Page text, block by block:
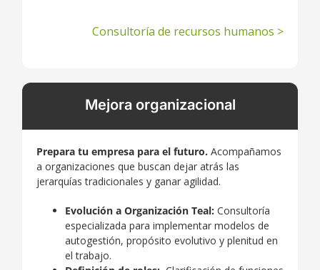
Consultoría de recursos humanos >
Mejora organizacional
Prepara tu empresa para el futuro. Acompañamos
a organizaciones que buscan dejar atrás las
jerarquías tradicionales y ganar agilidad.
Evolución a Organización Teal: Consultoría
especializada para implementar modelos de
autogestión, propósito evolutivo y plenitud en
el trabajo.